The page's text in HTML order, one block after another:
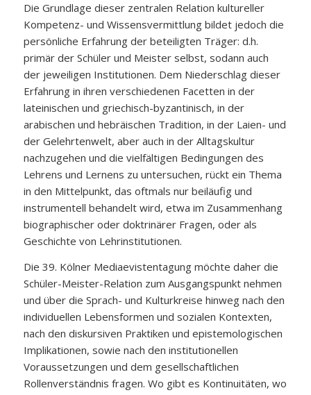
Die Grundlage dieser zentralen Relation kultureller
Kompetenz- und Wissensvermittlung bildet jedoch die
persönliche Erfahrung der beteiligten Träger: d.h.
primär der Schüler und Meister selbst, sodann auch
der jeweiligen Institutionen. Dem Niederschlag dieser
Erfahrung in ihren verschiedenen Facetten in der
lateinischen und griechisch-byzantinisch, in der
arabischen und hebräischen Tradition, in der Laien- und
der Gelehrtenwelt, aber auch in der Alltagskultur
nachzugehen und die vielfältigen Bedingungen des
Lehrens und Lernens zu untersuchen, rückt ein Thema
in den Mittelpunkt, das oftmals nur beiläufig und
instrumentell behandelt wird, etwa im Zusammenhang
biographischer oder doktrinärer Fragen, oder als
Geschichte von Lehrinstitutionen.
Die 39. Kölner Mediaevistentagung möchte daher die
Schüler-Meister-Relation zum Ausgangspunkt nehmen
und über die Sprach- und Kulturkreise hinweg nach den
individuellen Lebensformen und sozialen Kontexten,
nach den diskursiven Praktiken und epistemologischen
Implikationen, sowie nach den institutionellen
Voraussetzungen und dem gesellschaftlichen
Rollenverständnis fragen. Wo gibt es Kontinuitäten, wo